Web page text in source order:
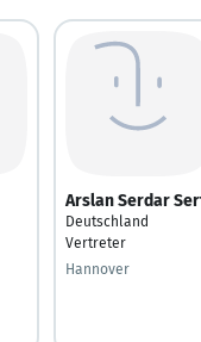
Arslan Serdar
Deutschland
Vertreter
Hannover